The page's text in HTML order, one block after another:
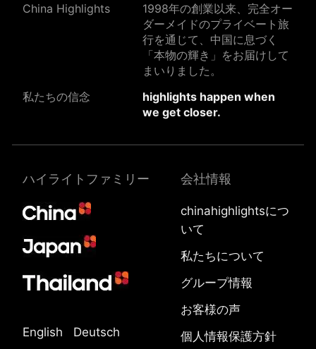
China Highlights
1998年の創業以来、完全オー
ダーメイドのプライベート旅
行を通じて、中国に息づく
「本物の輝き」をお届けして
まいりました。
私たちの信念
highlights happen when
we get closer.
ハイライトファミリー
English
Deutsch
会社情報
chinahighlightsにつ
いて
私たちについて
グループ情報
お客様の声
個人情報保護方針